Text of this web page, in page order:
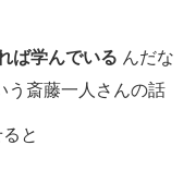
ば学んでいる んだな
う斎藤一人さんの話
と